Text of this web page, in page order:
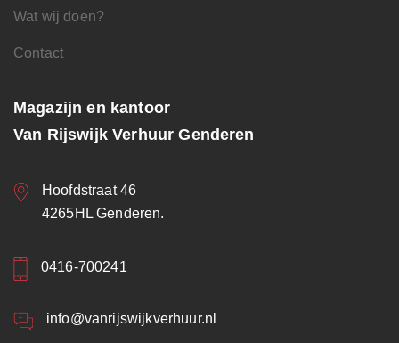
Wat wij doen?
Contact
Magazijn en kantoor
Van Rijswijk Verhuur Genderen
Hoofdstraat 46
4265HL Genderen.
0416-700241
info@vanrijswijkverhuur.nl